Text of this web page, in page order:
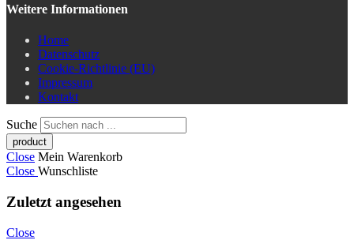
Weitere Informationen
Home
Datenschutz
Cookie-Richtlinie (EU)
Impressum
Kontakt
Suche
Close Mein Warenkorb
Close Wunschliste
Zuletzt angesehen
Close